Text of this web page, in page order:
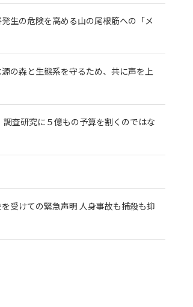
生の危険を高める山の尾根筋への「メ
の森と生態系を守るため、共に声を上
査研究に５億もの予算を割くのではな
受けての緊急声明 人身事故も捕殺も抑